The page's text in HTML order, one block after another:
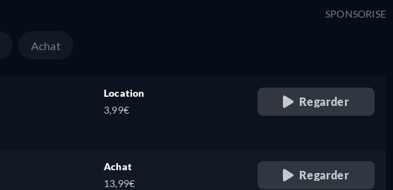
SPONSORISE
Achat
Location
3,99€
Regarder
Achat
13,99€
Regarder